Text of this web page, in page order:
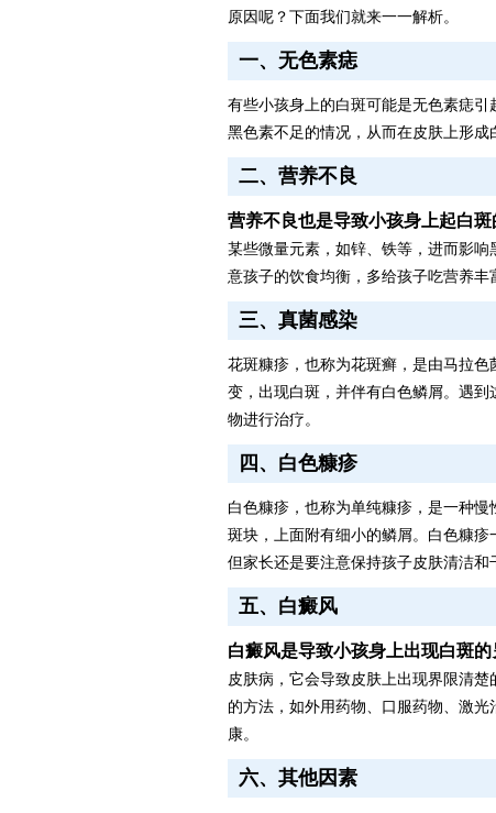
原因呢？下面我们就来一一解析。
一、无色素痣
有些小孩身上的白斑可能是无色素痣
黑色素不足的情况，从而在皮肤上形成
二、营养不良
营养不良也是导致小孩身上起白斑
某些微量元素，如锌、铁等，进而影
意孩子的饮食均衡，多给孩子吃营养丰
三、真菌感染
花斑糠疹，也称为花斑癣，是由马拉
变，出现白斑，并伴有白色鳞屑。遇
物进行治疗。
四、白色糠疹
白色糠疹，也称为单纯糠疹，是一种
斑块，上面附有细小的鳞屑。白色糠疹
但家长还是要注意保持孩子皮肤清洁和
五、白癜风
白癜风是导致小孩身上出现白斑的
皮肤病，它会导致皮肤上出现界限清
的方法，如外用药物、口服药物、激
康。
六、其他因素